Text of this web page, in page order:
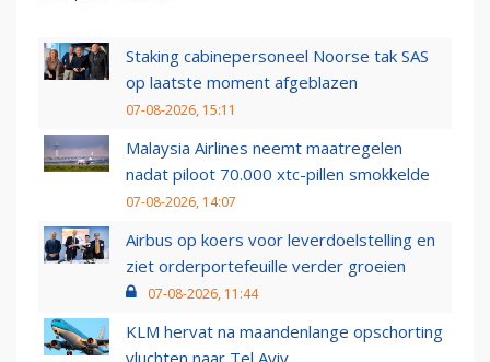
Staking cabinepersoneel Noorse tak SAS
op laatste moment afgeblazen
07-08-2026, 15:11
Malaysia Airlines neemt maatregelen
nadat piloot 70.000 xtc-pillen smokkelde
07-08-2026, 14:07
Airbus op koers voor leverdoelstelling en
ziet orderportefeuille verder groeien
07-08-2026, 11:44
KLM hervat na maandenlange opschorting